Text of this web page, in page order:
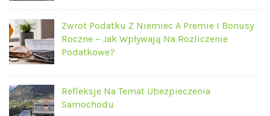
Zwrot Podatku Z Niemiec A Premie I Bonusy
Roczne – Jak Wpływają Na Rozliczenie
Podatkowe?
Refleksje Na Temat Ubezpieczenia
Samochodu